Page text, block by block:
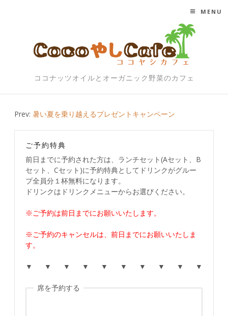
ココナッツオイルとオーガニック野菜のカフェ
MENU
Post
navigation
Prev: 暑い夏を乗り越えるプレゼントキャンペーン
ご予約特典
前日までに予約された方は、ランチセット(Aセット、B
セット、Cセット)に予約特典としてドリンクがグルー
プ全員分１杯無料になります。
ドリンクはドリンクメニューからお選びください。
※ご予約は前日までにお願いいたします。
※ご予約のキャンセルは、前日までにお願いいたしま
す。
▼ ▼ ▼ ▼ ▼ ▼ ▼ ▼ ▼ ▼
席を予約する